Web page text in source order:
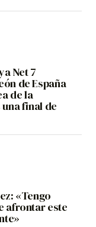
Net 7
de España
de la
final de
«Tengo
afrontar este